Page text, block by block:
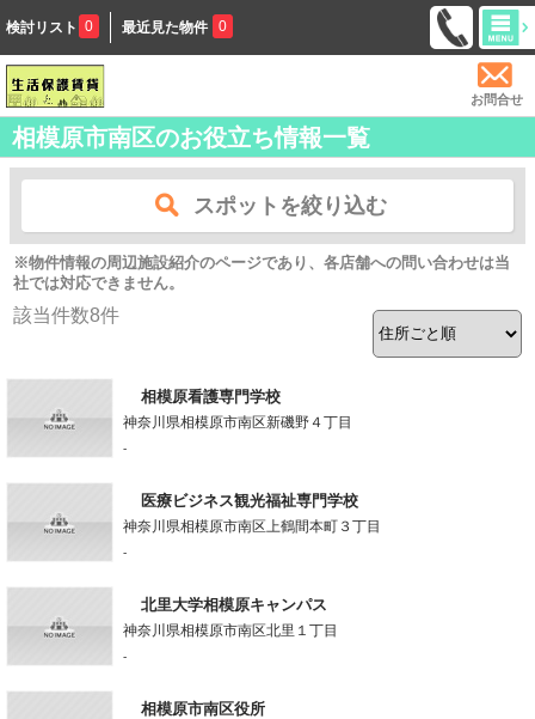
検討リスト 0 最近見た物件 0
お問合せ
相模原市南区のお役立ち情報一覧
スポットを絞り込む
※物件情報の周辺施設紹介のページであり、各店舗への問い合わせは当
社では対応できません。
該当件数8件
相模原看護専門学校
神奈川県相模原市南区新磯野４丁目
-
医療ビジネス観光福祉専門学校
神奈川県相模原市南区上鶴間本町３丁目
-
北里大学相模原キャンパス
神奈川県相模原市南区北里１丁目
-
相模原市南区役所